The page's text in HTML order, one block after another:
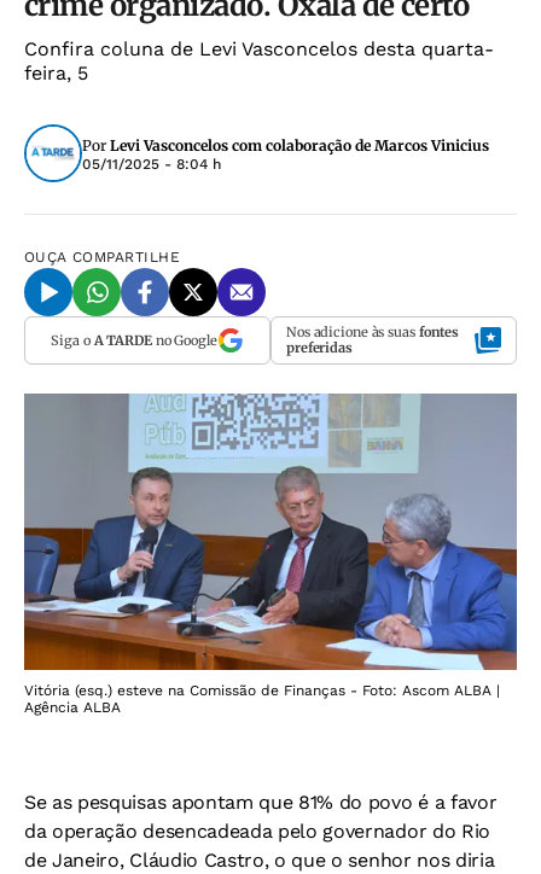
Confira coluna de Levi Vasconcelos desta quarta-
feira, 5
Por Levi Vasconcelos com colaboração de Marcos Vinicius
05/11/2025 - 8:04 h
OUÇA COMPARTILHE
Siga o A TARDEno Google Nos adicione às suas fontes
preferidas
Vitória (esq.) esteve na Comissão de Finanças - Foto: Ascom ALBA |
Agência ALBA
Se as pesquisas apontam que 81% do povo é a favor
da operação desencadeada pelo governador do Rio
de Janeiro, Cláudio Castro, o que o senhor nos diria